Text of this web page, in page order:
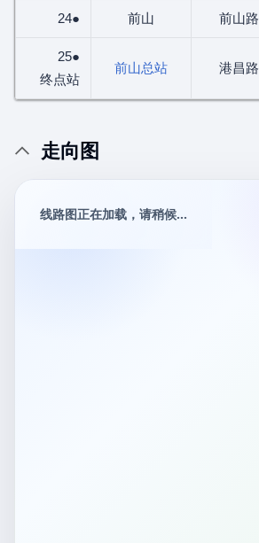
24● 前山 前山路
25●
终点站
前山总站 港昌路
走向图
线路图正在加载，请稍候...